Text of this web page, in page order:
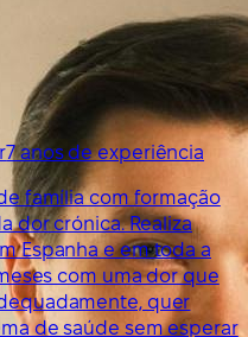
7 anos de experiência
família com formação
dor crónica. Realiza
Espanha e em toda a
com uma dor que
quer
de saúde sem esperar